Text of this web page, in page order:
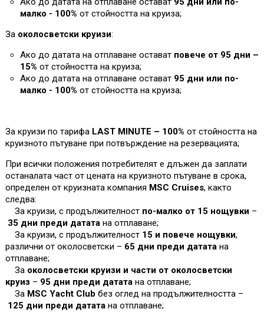
малко - 100% от стойността на круиза;
За околосветски круизи:
Ако до датата на отплаване остават повече от 95 дни –
15% от стойността на круиза;
Ако до датата на отплаване остават 95 дни или по-
малко - 100% от стойността на круиза;
За круизи по тарифа LAST MINUTE – 100% от стойността на
круизното пътуване при потвърждение на резервацията;
При всички положения потребителят е длъжен да заплати
останалата част от цената на круизното пътуване в срока,
определен от круизната компания MSC Cruises, както
следва:
За круизи, с продължителност по-малко от 15 нощувки –
35 дни преди датата на отплаване;
За круизи, с продължителност15 и повече нощувки,
различни от околосветски – 65 дни преди датата на
отплаване;
За околосветски круизи и части от околосветски
круиз – 95 дни преди датата на отплаване;
За MSC Yacht Club без оглед на продължителността –
125 дни преди датата на отплаване;